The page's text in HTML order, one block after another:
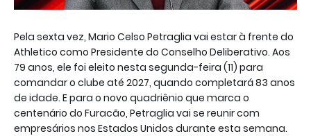
Pela sexta vez, Mario Celso Petraglia vai estar à frente do
Athletico como Presidente do Conselho Deliberativo. Aos
79 anos, ele foi eleito nesta segunda-feira (11) para
comandar o clube até 2027, quando completará 83 anos
de idade. E para o novo quadriênio que marca o
centenário do Furacão, Petraglia vai se reunir com
empresários nos Estados Unidos durante esta semana.